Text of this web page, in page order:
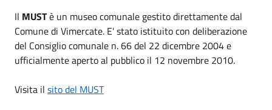
Il MUSTè un museo comunale gestito direttamente dal
Comune di Vimercate. E' stato istituito con deliberazione
del Consiglio comunale n. 66 del 22 dicembre 2004 e
ufficialmente aperto al pubblico il 12 novembre 2010.
Visita il sito del MUST